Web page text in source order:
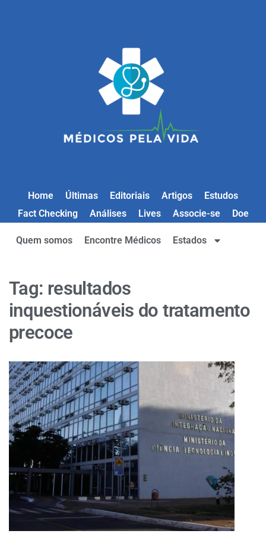
Home Últimas Editoriais Artigos
Estudos
Fact Checking
Análises Lives Associe-se Doe
Quem somos Encontre Médicos Estados
Tag: resultados
inquestionáveis do tratamento
precoce